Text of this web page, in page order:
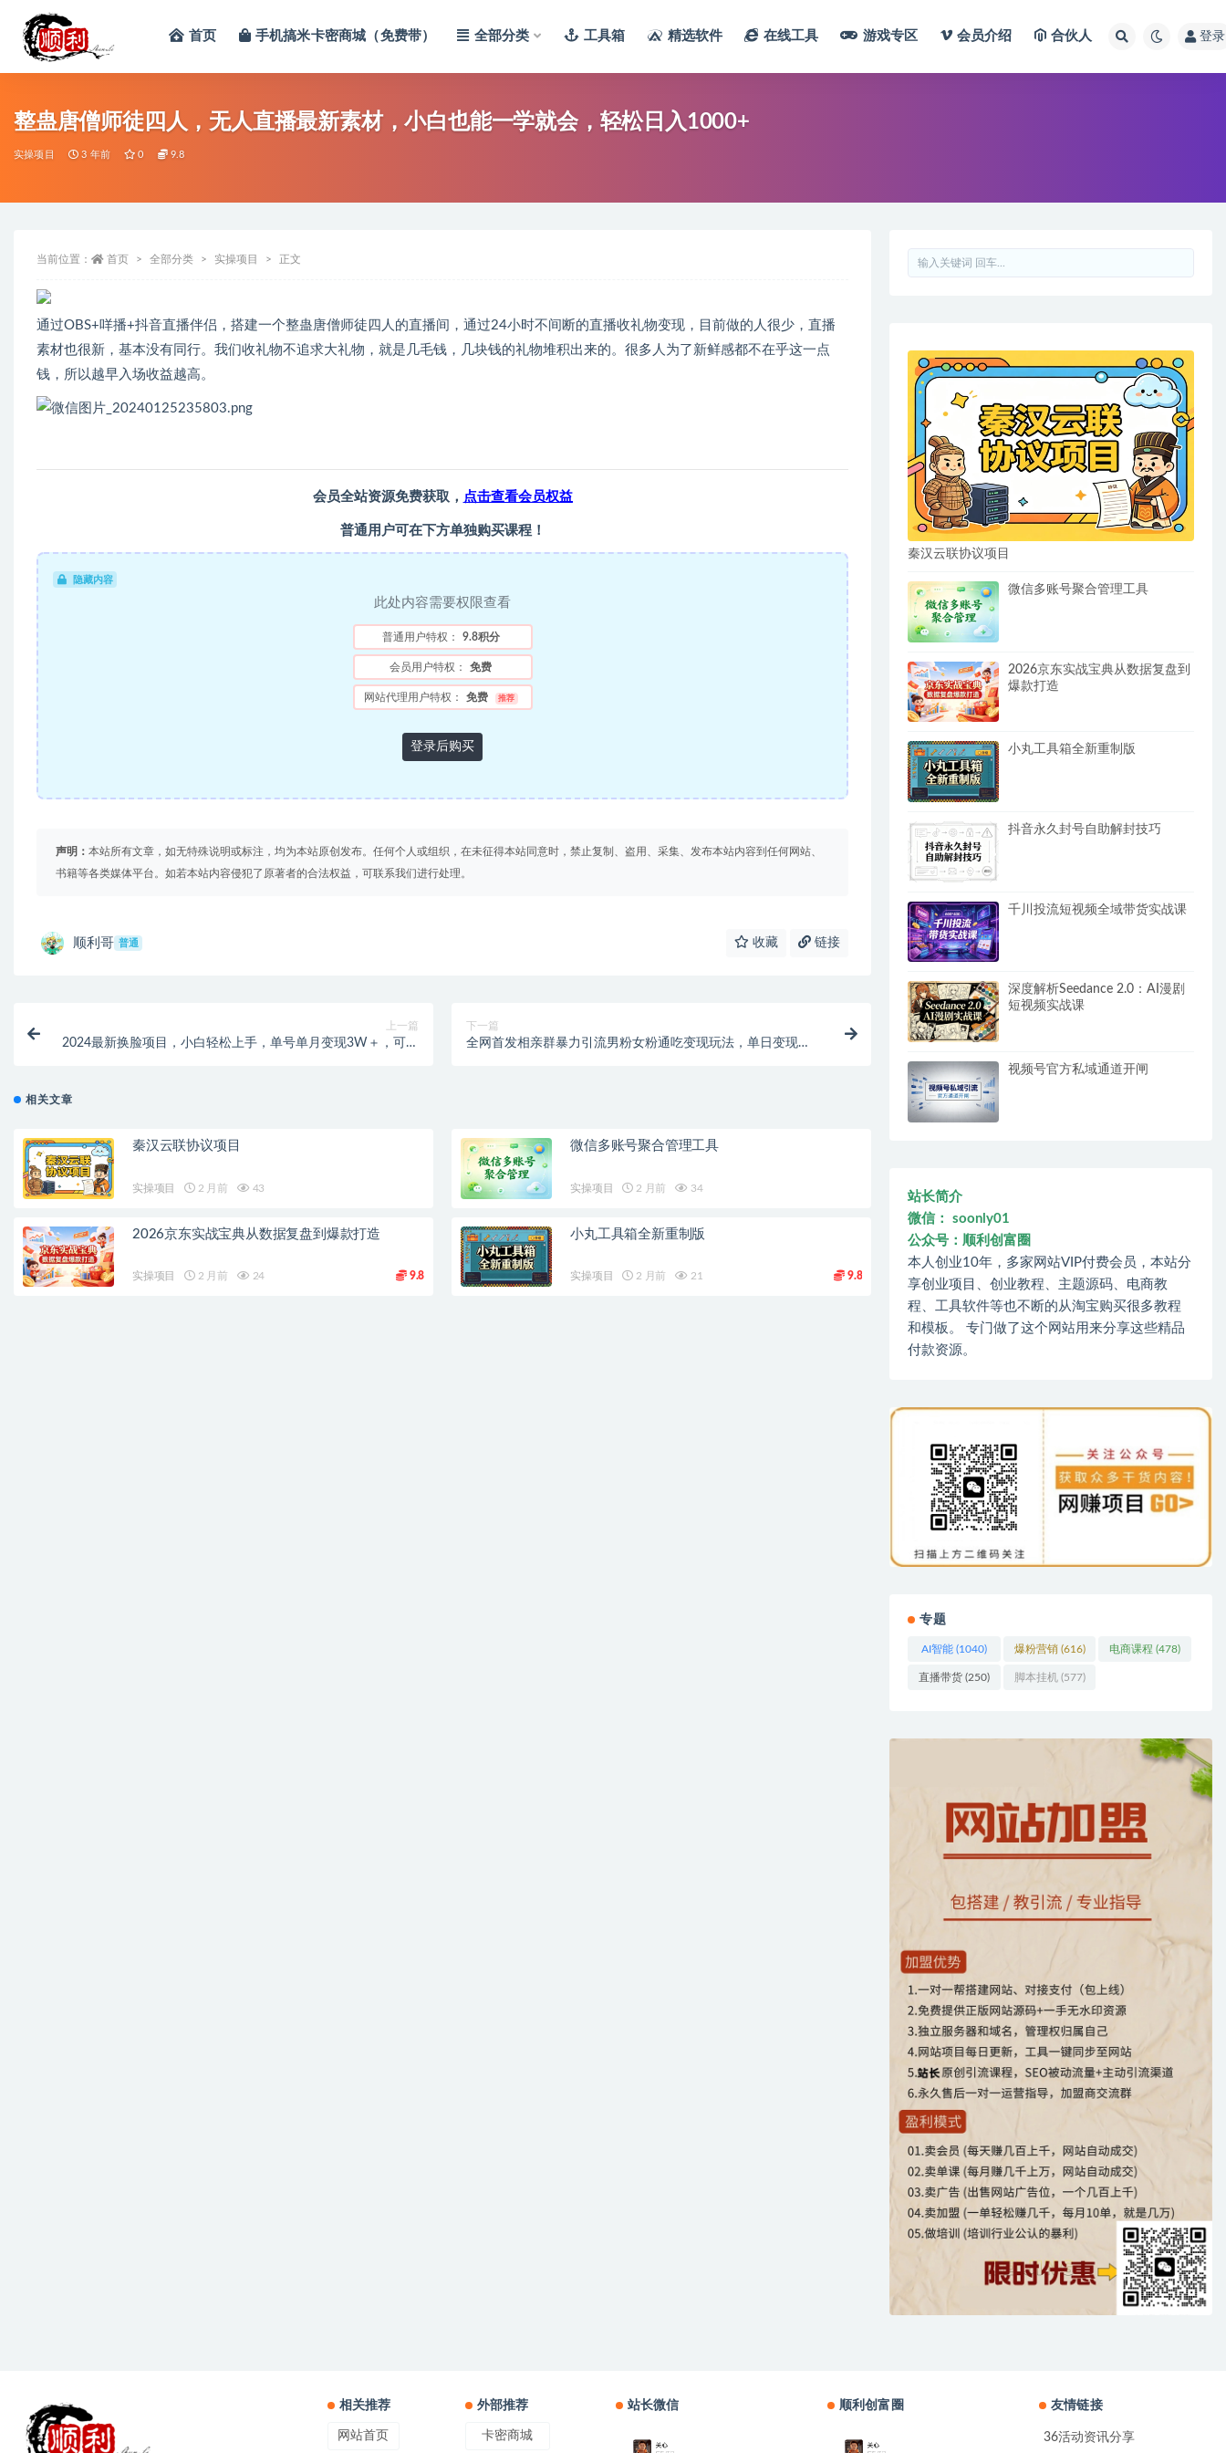
首页 手机搞米卡密商城（免费带） 全部分类 工具箱 精选软件 在线工具 游戏专区 会员介绍 合伙人 登录
整蛊唐僧师徒四人，无人直播最新素材，小白也能一学就会，轻松日入1000+
实操项目 3 年前 0 9.8
当前位置： 首页 全部分类 实操项目 正文
通过OBS+咩播+抖音直播伴侣，搭建一个整蛊唐僧师徒四人的直播间，通过24小时不间断的直播收礼物变现，目前做的人很少，直播
素材也很新，基本没有同行。我们收礼物不追求大礼物，就是几毛钱，几块钱的礼物堆积出来的。很多人为了新鲜感都不在乎这一点
钱，所以越早入场收益越高。
会员全站资源免费获取， 点击查看会员权益
普通用户可在下方单独购买课程！
隐藏内容
此处内容需要权限查看
普通用户特权： 9.8积分
会员用户特权： 免费
网站代理用户特权： 免费 推荐
登录后购买
声明： 本站所有文章，如无特殊说明或标注，均为本站原创发布。任何个人或组织，在未征得本站同意时，禁止复制、盗用、采集、发布本站内容到任何网站、
书籍等各类媒体平台。如若本站内容侵犯了原著者的合法权益，可联系我们进行处理。
顺利哥 普通 收藏 链接
上一篇
2024最新换脸项目，小白轻松上手，单号单月变现3W＋，可批
下一篇
全网首发相亲群暴力引流男粉女粉通吃变现玩法，单日变现
相关文章
秦汉云联协议项目
实操项目 2 月前 43
微信多账号聚合管理工具
实操项目 2 月前 34
2026京东实战宝典从数据复盘到爆款打造
实操项目 2 月前 24 9.8
小丸工具箱全新重制版
实操项目 2 月前 21 9.8
秦汉云联协议项目
微信多账号聚合管理工具
2026京东实战宝典从数据复盘到
爆款打造
小丸工具箱全新重制版
抖音永久封号自助解封技巧
千川投流短视频全域带货实战课
深度解析Seedance 2.0：AI漫剧
短视频实战课
视频号官方私域通道开闸
站长简介
微信： soonly01
公众号：顺利创富圈
本人创业10年，多家网站VIP付费会员，本站分
享创业项目、创业教程、主题源码、电商教
程、工具软件等也不断的从淘宝购买很多教程
和模板。 专门做了这个网站用来分享这些精品
付款资源。
专题
AI智能 (1040) 爆粉营销(616) 电商课程 (478)
直播带货 (250) 脚本挂机(577)
相关推荐
网站首页
外部推荐
卡密商城
站长微信 顺利创富圈 友情链接
36活动资讯分享